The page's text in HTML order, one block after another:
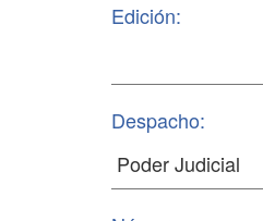
Edición:
Despacho: